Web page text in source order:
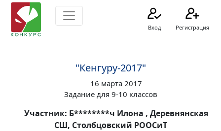
Вход Регистрация
"Кенгуру-2017"
16 марта 2017
Задание для 9-10 классов
Участник: Б********ч Илона , Деревнянская
СШ, Столбцовский РООСиТ